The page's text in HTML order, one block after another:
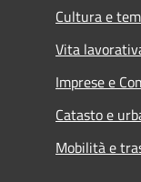
Cultura e
Vita
Imprese e
Catasto e
Mobilità e